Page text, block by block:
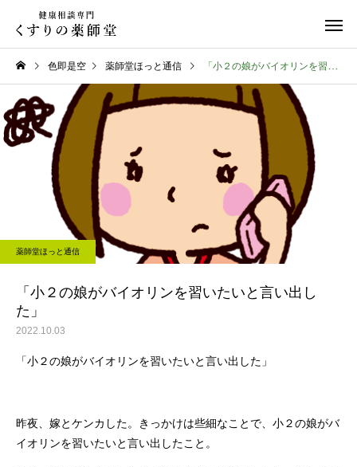
日常のこと
令和８年熊本地震
お知らせ
お盆期間中のご相談に
て
色即是空 薬師堂ほっと通信 「小２の娘がバイオリンを習いたいと言い出した」
薬師堂ほっと通信
「小２の娘がバイオリンを習いたいと言い出し
た」
2022.10.03
「小２の娘がバイオリンを習いたいと言い出した」
昨夜、嫁とケンカした。きっかけは些細なことで、小２の娘がバ
イオリンを習いたいと言い出したこと。